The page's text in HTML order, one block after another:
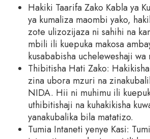
Hakiki Taarifa Zako Kabla ya
ya kumaliza maombi yako,
zote ulizozijaza ni sahihi na
mbili ili kuepuka makosa
kusababisha ucheleweshaji wa
Thibitisha Hati Zako:
zina ubora mzuri na
NIDA. Hii ni muhimu ili
uthibitishaji na kuhakikisha
yanakubalika bila matatizo.
Tumia Intaneti yenye Kasi: